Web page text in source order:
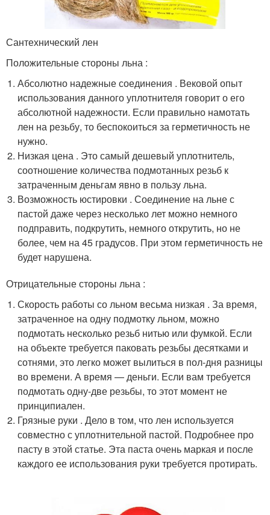
Сантехнический лен
Положительные стороны льна :
Абсолютно надежные соединения . Вековой опыт
использования данного уплотнителя говорит о его
абсолютной надежности. Если правильно намотать
лен на резьбу, то беспокоиться за герметичность не
нужно.
Низкая цена . Это самый дешевый уплотнитель,
соотношение количества подмотанных резьб к
затраченным деньгам явно в пользу льна.
Возможность юстировки . Соединение на льне с
пастой даже через несколько лет можно немного
подправить, подкрутить, немного открутить, но не
более, чем на 45 градусов. При этом герметичность не
будет нарушена.
Отрицательные стороны льна :
Скорость работы со льном весьма низкая . За время,
затраченное на одну подмотку льном, можно
подмотать несколько резьб нитью или фумкой. Если
на объекте требуется паковать резьбы десятками и
сотнями, это легко может вылиться в пол-дня разницы
во времени. А время — деньги. Если вам требуется
подмотать одну-две резьбы, то этот момент не
принципиален.
Грязные руки . Дело в том, что лен используется
совместно с уплотнительной пастой. Подробнее про
пасту в этой статье. Эта паста очень маркая и после
каждого ее использования руки требуется протирать.